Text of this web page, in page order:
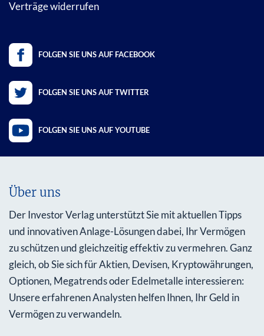
Verträge widerrufen
FOLGEN SIE UNS AUF FACEBOOK
FOLGEN SIE UNS AUF TWITTER
FOLGEN SIE UNS AUF YOUTUBE
Über uns
Der Investor Verlag unterstützt Sie mit aktuellen Tipps
und innovativen Anlage-Lösungen dabei, Ihr Vermögen
zu schützen und gleichzeitig effektiv zu vermehren. Ganz
gleich, ob Sie sich für Aktien, Devisen, Kryptowährungen,
Optionen, Megatrends oder Edelmetalle interessieren:
Unsere erfahrenen Analysten helfen Ihnen, Ihr Geld in
Vermögen zu verwandeln.